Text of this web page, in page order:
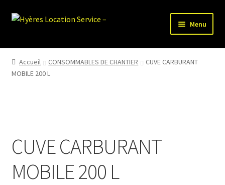
Aller
Aller
Menu
HLS-ACCUEIL
LOCATION MATERIEL
Accueil CONSOMMABLES DE CHANTIER
CUVE CARBURANT
MOBILE 200 L
CUVE CARBURANT
MOBILE 200 L